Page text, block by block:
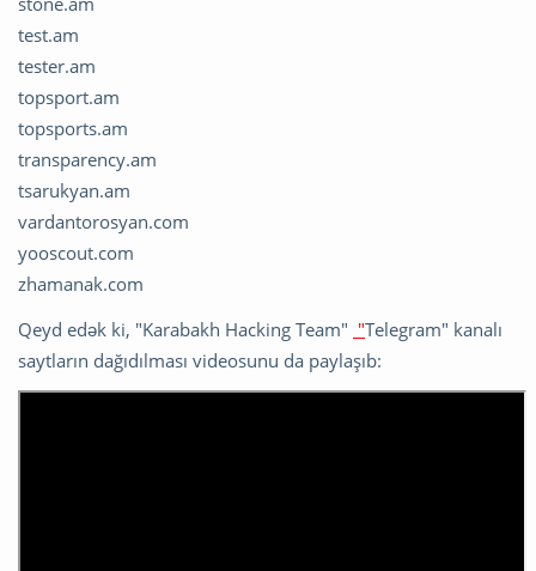
test.am
tester.am
topsport.am
topsports.am
transparency.am
tsarukyan.am
vardantorosyan.com
yooscout.com
zhamanak.com
Qeyd edək ki, "Karabakh Hacking Team" "Telegram" kanalı
saytların dağıdılması videosunu da paylaşıb: